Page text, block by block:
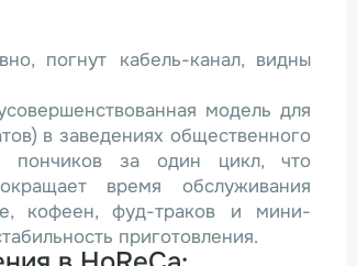
погнут кабель-канал, видны
модель для
в заведениях общественного
пончиков за один цикл, что
время обслуживания
кофеен, фуд-траков и мини-
приготовления.